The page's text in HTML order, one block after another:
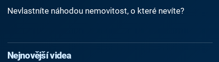
Nevlastníte náhodou nemovitost, o které nevíte?
Nejnovější videa